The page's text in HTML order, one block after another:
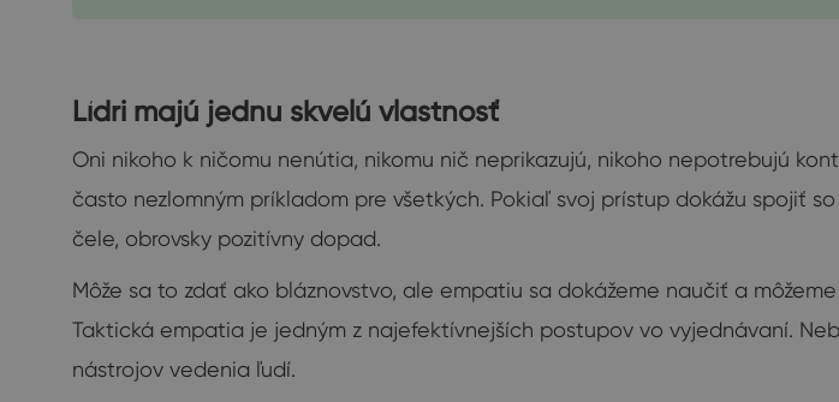
Lídri majú jednu skvelú vlastnosť
Oni nikoho k ničomu nenútia, nikomu nič neprikazujú, nikoho nepotrebujú
často nezlomným príkladom pre všetkých. Pokiaľ svoj prístup dokážu spojiť
čele, obrovsky pozitívny dopad.
Môže sa to zdať ako bláznovstvo, ale empatiu sa dokážeme naučiť a
Taktická empatia je jedným z najefektívnejších postupov vo vyjednávaní.
nástrojov vedenia ľudí.